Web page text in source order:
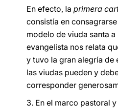
En efecto, la primera
consistía en
modelo de viuda santa
evangelista nos relata
y tuvo la gran alegría de
las viudas pueden y
corresponder
3. En el marco pastoral